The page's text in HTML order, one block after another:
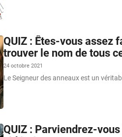
QUIZ : Êtes-vous assez
trouver le nom de tous
24 octobre 2021
Le Seigneur des anneaux est un
QUIZ : Parviendrez-